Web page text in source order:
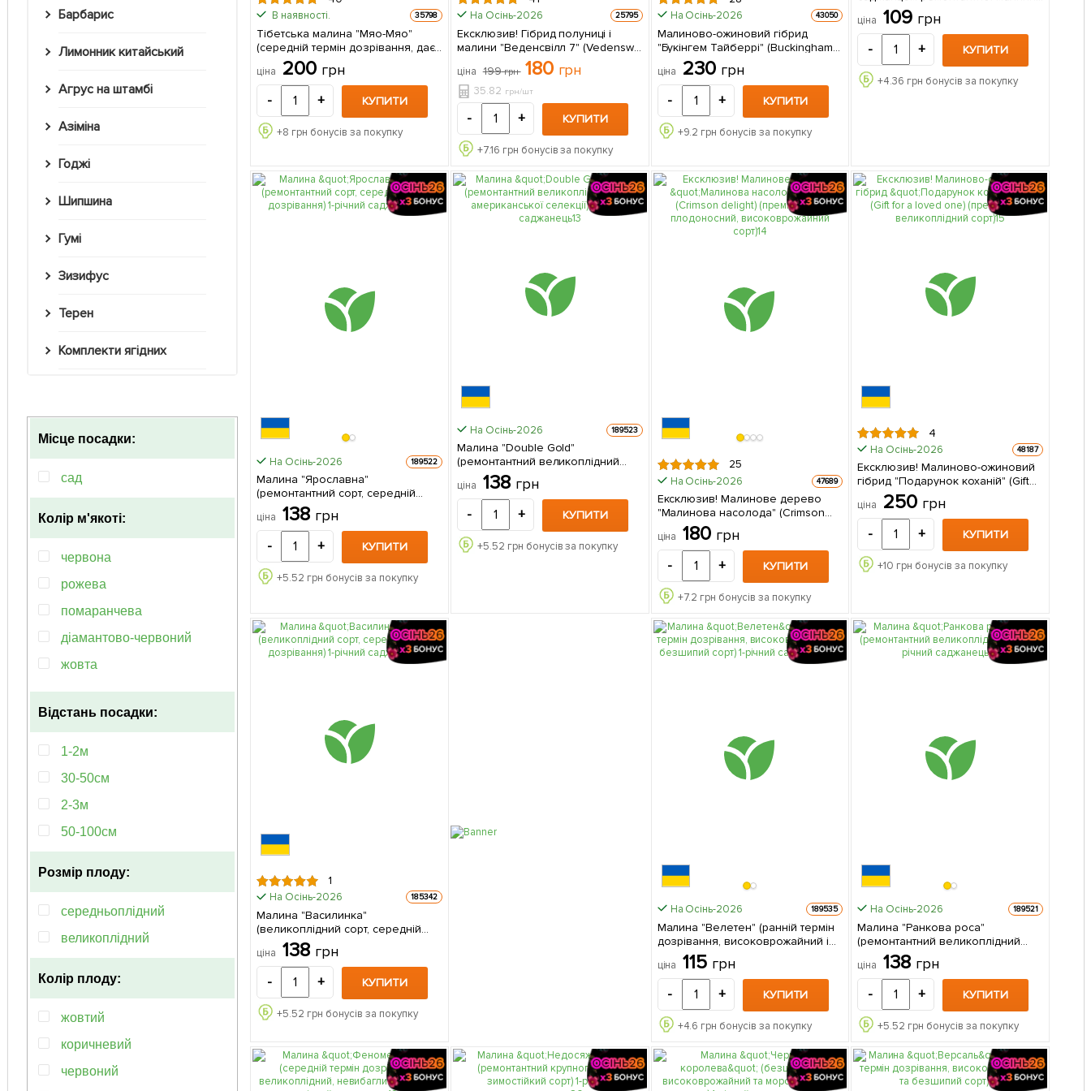
Барбарис
Лимонник китайський
Агрус на штамбі
Азіміна
Годжі
Шипшина
Гумі
Зизифус
Терен
Комплекти ягідних
Місце посадки:
сад
Колір м'якоті:
червона
рожева
помаранчева
діамантово-червоний
жовта
чорна
Відстань посадки:
1-2м
30-50см
2-3м
50-100см
Розмір плоду:
середньоплідний
великоплідний
Колір плоду:
жовтий
коричневий
червоний
В наявності. 35798
Тібетська малина "Мяо-Мяо"
(середній термін дозрівання, дає
дуже великі смачні плоди)
(Кореневище) 1 шт в упаковці
ціна 200 грн
- + КУПИТИ
+8 грн бонусів за покупку
На Осінь-2026 25795
Ексклюзив! Гібрид полуниці і
малини "Веденсвілл 7" (Vedenswil)
(середній термін дозрівання) 5 шт
в упаковці
ціна 199грн 180 грн
35.82 грн/шт
- + КУПИТИ
+7.16 грн бонусів за покупку
На Осінь-2026 43050
Малиново-ожиновий гібрид
"Букінгем Тайберрі" (Buckingham
Tayberry) (середній термін
дозрівання, великоплідний сорт)
(Кореневище) 1 шт в упаковці
ціна 230 грн
- + КУПИТИ
+9.2 грн бонусів за покупку
(1-річний саджанець) 1 шт в
упаковці
ціна 109 грн
- + КУПИТИ
+4.36 грн бонусів за покупку
На Осінь-2026 189522
Малина "Ярославна"
(ремонтантний сорт, середній
термін дозрівання) 1-річний
саджанець 1 шт в упаковці
ціна 138 грн
- + КУПИТИ
+5.52 грн бонусів за покупку
На Осінь-2026 189523
Малина "Double Gold"
(ремонтантний великоплідний
сорт американської селекції) 1-
ціна 138 грн
- + КУПИТИ
+5.52 грн бонусів за покупку
25
На Осінь-2026 47689
Ексклюзив! Малинове дерево
"Малинова насолода" (Сrimson
delight) (преміальний,
плодоносний, високоврожайний
сорт) 1 шт в упаковці
ціна 180 грн
- + КУПИТИ
+7.2 грн бонусів за покупку
4
На Осінь-2026 48187
Ексклюзив! Малиново-ожиновий
гібрид "Подарунок коханій" (Gift
for a loved one) (преміальний
великоплідний сорт)
(Кореневище) 1 шт в упаковці
ціна 250 грн
- + КУПИТИ
+10 грн бонусів за покупку
1
На Осінь-2026 185342
Малина "Василинка"
(великоплідний сорт, середній
термін дозрівання) 1-річний
саджанець 1 саджанець в
упаковці
ціна 138 грн
- + КУПИТИ
+5.52 грн бонусів за покупку
На Осінь-2026 189535
Малина "Велетен" (ранній термін
дозрівання, високоврожайний і
безшипий сорт) 1-річний
саджанець 1 шт в упаковці
ціна 115 грн
- + КУПИТИ
+4.6 грн бонусів за покупку
На Осінь-2026 189521
Малина "Ранкова роса"
(ремонтантний великоплідний
сорт) 1-річний саджанець 1 шт в
упаковці
ціна 138 грн
- + КУПИТИ
+5.52 грн бонусів за покупку